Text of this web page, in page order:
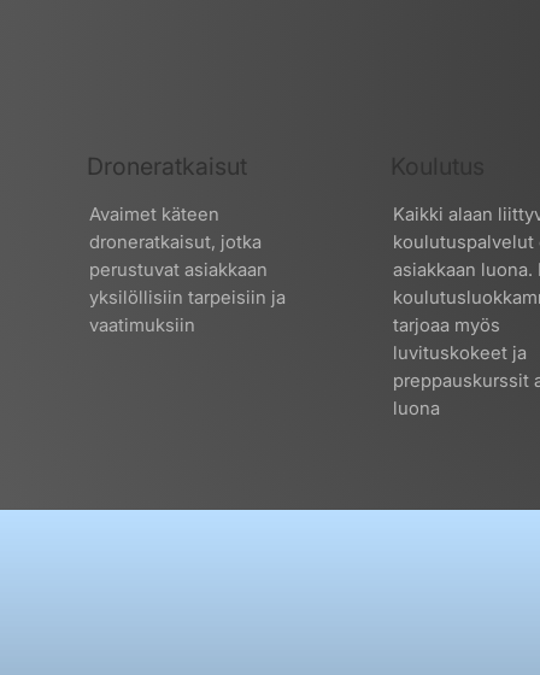
Droneratkaisut
Avaimet käteen
droneratkaisut, jotka
perustuvat asiakkaan
yksilöllisiin tarpeisiin ja
vaatimuksiin
Koulutus
Kaikki alaan
koulutuspalvelut
asiakkaan luona.
tarjoaa myös
luvituskokeet ja
preppauskurssit
luona